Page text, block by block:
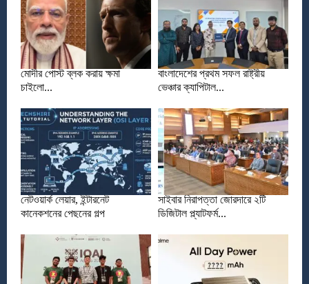
মোদীর পোস্ট ব্লক করায় ক্ষমা
চাইলো...
বাংলাদেশের প্রথম সফল রাষ্ট্রীয়
ভেঞ্চার ক্যাপিটাল...
নেটওয়ার্ক লেয়ার, ইন্টারনেট
কানেকশনের পেছনের গল্প
সাইবার নিরাপত্তা জোরদারে ২টি
ডিজিটাল প্ল্যাটফর্ম...